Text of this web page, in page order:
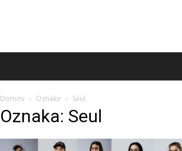
Domov Oznake Seul
Oznaka: Seul